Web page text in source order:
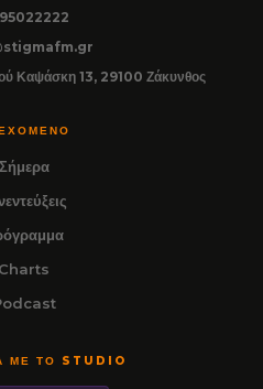
Καψάσκη 13, 29100 Ζάκυνθος
Σήμερα
Charts
ΜΕ ΤΟ STUDIO